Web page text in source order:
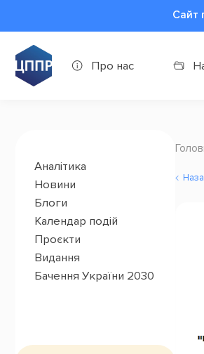
Сайт
Про нас
Аналітика
Новини
Блоги
Календар подій
Проєкти
Видання
Бачення України 2030